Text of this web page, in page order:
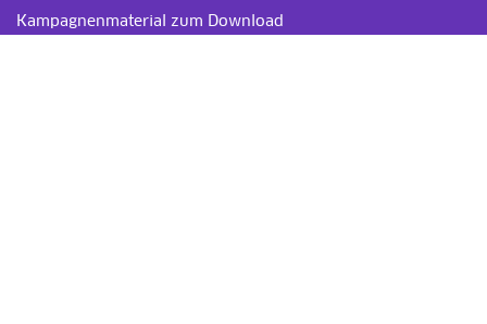
Kampagnenmaterial zum Download